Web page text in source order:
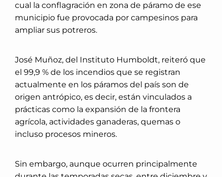
cual la conflagración en zona de páramo de ese
municipio fue provocada por campesinos para
ampliar sus potreros.
José Muñoz, del Instituto Humboldt, reiteró que
el 99,9 % de los incendios que se registran
actualmente en los páramos del país son de
origen antrópico, es decir, están vinculados a
prácticas como la expansión de la frontera
agrícola, actividades ganaderas, quemas o
incluso procesos mineros.
Sin embargo, aunque ocurren principalmente